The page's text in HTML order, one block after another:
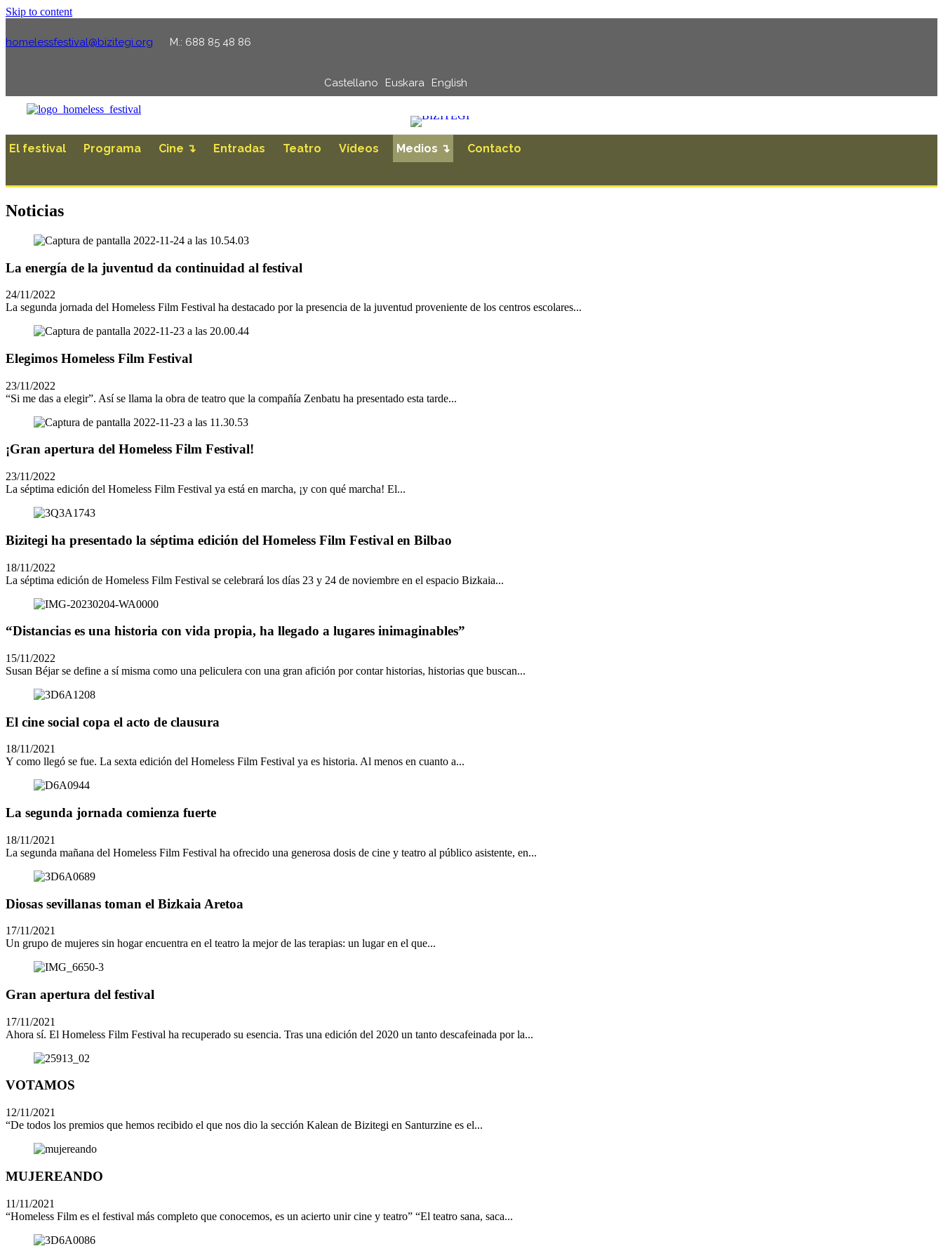
Skip to content
homelessfestival@bizitegi.org M.: 688 85 48 86
Castellano Euskara English
El festival Programa Cine ↴ Entradas Teatro Vídeos Medios ↴ Contacto
Noticias
La energía de la juventud da continuidad al festival
24/11/2022
La segunda jornada del Homeless Film Festival ha destacado por la presencia de la juventud proveniente de los centros escolares...
Elegimos Homeless Film Festival
23/11/2022
“Si me das a elegir”. Así se llama la obra de teatro que la compañía Zenbatu ha presentado esta tarde...
¡Gran apertura del Homeless Film Festival!
23/11/2022
La séptima edición del Homeless Film Festival ya está en marcha, ¡y con qué marcha! El...
Bizitegi ha presentado la séptima edición del Homeless Film Festival en Bilbao
18/11/2022
La séptima edición de Homeless Film Festival se celebrará los días 23 y 24 de noviembre en el espacio Bizkaia...
“Distancias es una historia con vida propia, ha llegado a lugares inimaginables”
15/11/2022
Susan Béjar se define a sí misma como una peliculera con una gran afición por contar historias, historias que buscan...
El cine social copa el acto de clausura
18/11/2021
Y como llegó se fue. La sexta edición del Homeless Film Festival ya es historia. Al menos en cuanto a...
La segunda jornada comienza fuerte
18/11/2021
La segunda mañana del Homeless Film Festival ha ofrecido una generosa dosis de cine y teatro al público asistente, en...
Diosas sevillanas toman el Bizkaia Aretoa
17/11/2021
Un grupo de mujeres sin hogar encuentra en el teatro la mejor de las terapias: un lugar en el que...
Gran apertura del festival
17/11/2021
Ahora sí. El Homeless Film Festival ha recuperado su esencia. Tras una edición del 2020 un tanto descafeinada por la...
VOTAMOS
12/11/2021
“De todos los premios que hemos recibido el que nos dio la sección Kalean de Bizitegi en Santurzine es el...
MUJEREANDO
11/11/2021
“Homeless Film es el festival más completo que conocemos, es un acierto unir cine y teatro” “El teatro sana, saca...